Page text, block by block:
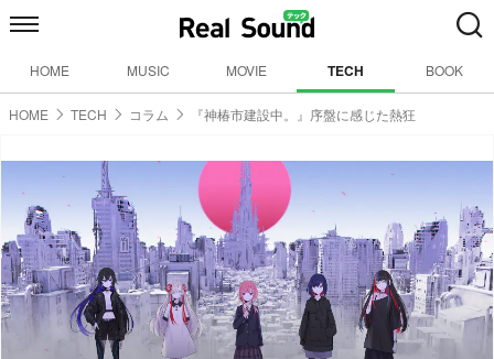
HOME MUSIC MOVIE TECH BOOK
HOME TECH コラム 『神椿市建設中。』序盤に感じた熱狂